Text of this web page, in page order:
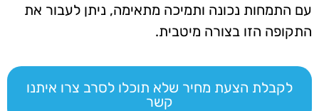
עם התמחות נכונה ותמיכה מתאימה, ניתן לעבור את
התקופה הזו בצורה מיטבית.
לקבלת הצעת מחיר שלא תוכלו לסרב צרו איתנו
קשר